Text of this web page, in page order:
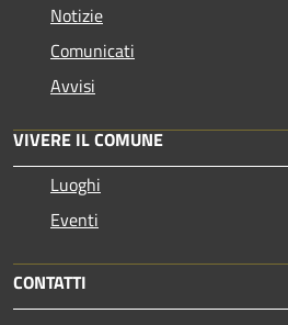
Notizie
Comunicati
Avvisi
VIVERE IL COMUNE
Luoghi
Eventi
CONTATTI